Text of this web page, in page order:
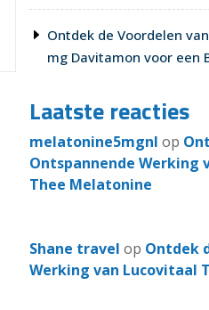
Ontdek de Voordelen
mg Davitamon voor een
Laatste reacties
melatonine5mgnl op
Ontspannende Werking
Thee Melatonine
Shane travel op Ontdek
Werking van Lucovitaal